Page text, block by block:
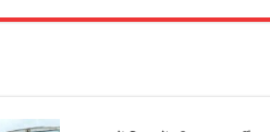
itte ar